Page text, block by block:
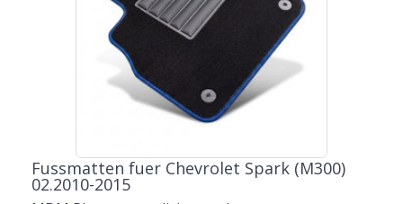
Fussmatten fuer Chevrolet Spark (M300)
02.2010-2015